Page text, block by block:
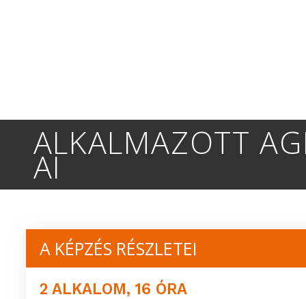
ALKALMAZOTT
AI
A KÉPZÉS RÉSZLETEI
2 ALKALOM, 16 ÓRA